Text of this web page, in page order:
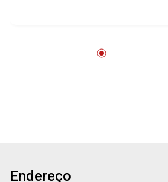
16:00
SPA - Vestiário - Aquecedor
Endereço